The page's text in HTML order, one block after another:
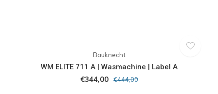
Bauknecht
WM ELITE 711 A | Wasmachine | Label A
€344,00 €444,00